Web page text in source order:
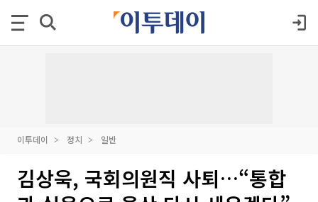
이투데이 정치 일반
김상욱, 국회의원직 사퇴…“통합